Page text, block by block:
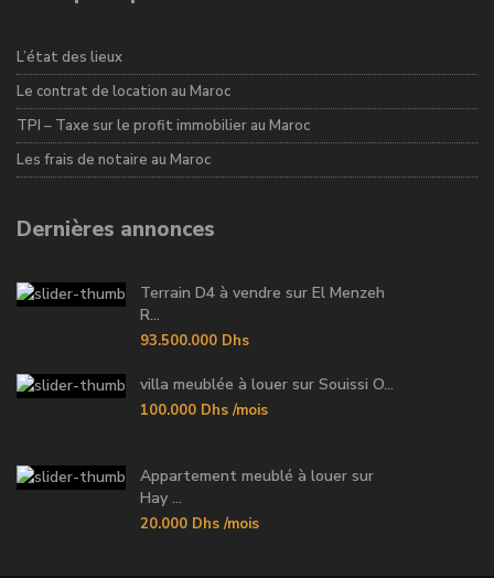
L’état des lieux
Le contrat de location au Maroc
TPI – Taxe sur le profit immobilier au Maroc
Les frais de notaire au Maroc
Dernières annonces
Terrain D4 à vendre sur El Menzeh
R...
93.500.000 Dhs
villa meublée à louer sur Souissi O...
100.000 Dhs /mois
Appartement meublé à louer sur
Hay ...
20.000 Dhs /mois